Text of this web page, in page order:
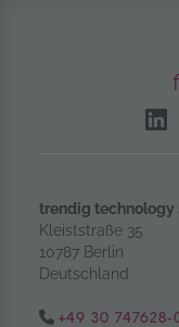
trendig technology
Kleiststraße 35
10787 Berlin
Deutschland
Tel.:
+49 30 747628-